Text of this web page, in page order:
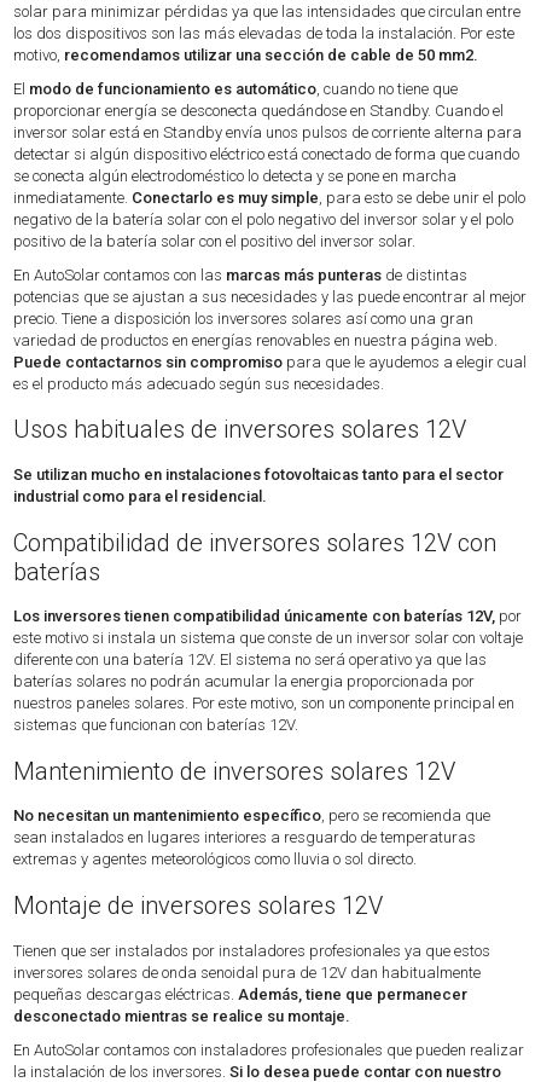
solar para minimizar pérdidas ya que las intensidades que circulan entre
los dos dispositivos son las más elevadas de toda la instalación. Por este
motivo, recomendamos utilizar una sección de cable de 50 mm2.
El modo de funcionamiento es automático , cuando no tiene que
proporcionar energía se desconecta quedándose en Standby. Cuando el
inversor solar está en Standby envía unos pulsos de corriente alterna para
detectar si algún dispositivo eléctrico está conectado de forma que cuando
se conecta algún electrodoméstico lo detecta y se pone en marcha
inmediatamente. Conectarlo es muy simple , para esto se debe unir el polo
negativo de la batería solar con el polo negativo del inversor solar y el polo
positivo de la batería solar con el positivo del inversor solar.
En AutoSolar contamos con las marcas más punteras de distintas
potencias que se ajustan a sus necesidades y las puede encontrar al mejor
precio. Tiene a disposición los inversores solares así como una gran
variedad de productos en energías renovables en nuestra página web.
Puede contactarnos sin compromiso para que le ayudemos a elegir cual
es el producto más adecuado según sus necesidades.
Usos habituales de inversores solares 12V
Se utilizan mucho en instalaciones fotovoltaicas tanto para el sector
industrial como para el residencial.
Compatibilidad de inversores solares 12V con
baterías
Los inversores tienen compatibilidad únicamente con baterías 12V, por
este motivo si instala un sistema que conste de un inversor solar con voltaje
diferente con una batería 12V. El sistema no será operativo ya que las
baterías solares no podrán acumular la energia proporcionada por
nuestros paneles solares. Por este motivo, son un componente principal en
sistemas que funcionan con baterías 12V.
Mantenimiento de inversores solares 12V
No necesitan un mantenimiento específico, pero se recomienda que
sean instalados en lugares interiores a resguardo de temperaturas
extremas y agentes meteorológicos como lluvia o sol directo.
Montaje de inversores solares 12V
Tienen que ser instalados por instaladores profesionales ya que estos
inversores solares de onda senoidal pura de 12V dan habitualmente
pequeñas descargas eléctricas. Además, tiene que permanecer
desconectado mientras se realice su montaje.
En AutoSolar contamos con instaladores profesionales que pueden realizar
la instalación de los inversores.Si lo desea puede contar con nuestro